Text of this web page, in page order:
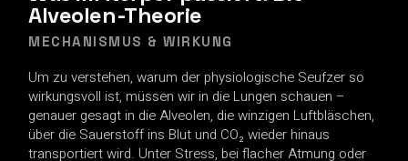
Alveolen-Theorie
MECHANISMUS & WIRKUNG
Um zu verstehen, warum der physiologische Seufzer so
wirkungsvoll ist, müssen wir in die Lungen schauen –
genauer gesagt in die Alveolen, die winzigen Luftbläschen,
über die Sauerstoff ins Blut und CO₂ wieder hinaus
transportiert wird. Unter Stress, bei flacher Atmung oder